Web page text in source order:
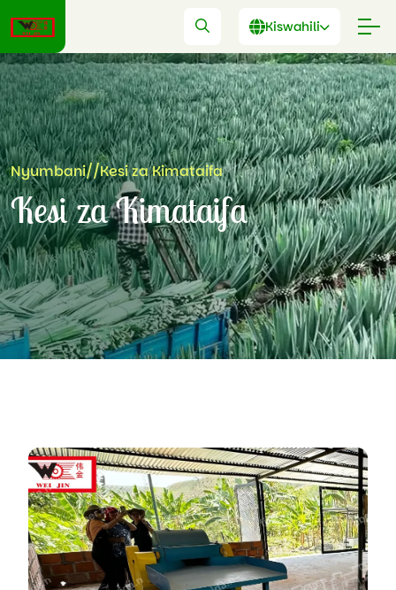
Kiswahili
Nyumbani//Kesi za Kimataifa
Kesi za Kimataifa